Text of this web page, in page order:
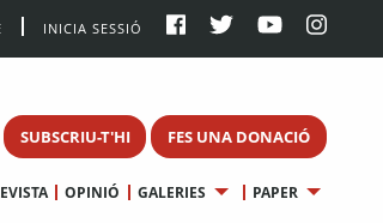
INICIA SESSIÓ
SUBSCRIU-T'HI FES UNA DONACIÓ
OPINIÓ GALERIES PAPER